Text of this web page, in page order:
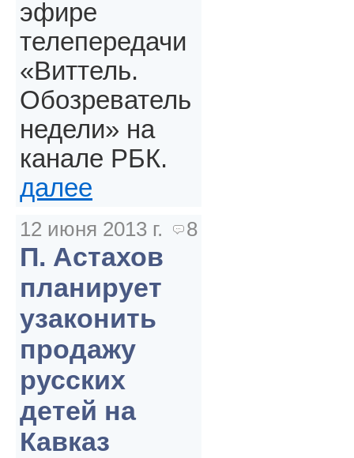
эфире
телепередачи
«Виттель.
Обозреватель
недели» на
канале РБК.
далее
12 июня 2013 г. 8
П. Астахов
планирует
узаконить
продажу
русских
детей на
Кавказ